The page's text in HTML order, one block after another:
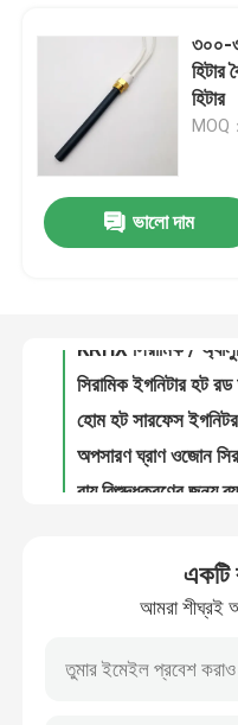
বাড়ি
কারখানা ভ্রমণ
মান নিয়ন্ত্রণ
৩০০-
হিটার
হিটার
MOQ
ভালো দাম
7g ওজোন জেনারেটর
একটি
আমরা শীঘ্রই